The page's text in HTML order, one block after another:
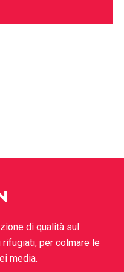
di qualità sul
per colmare le
media.